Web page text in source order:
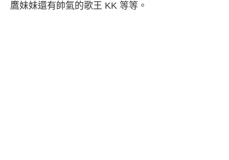
鷹妹妹還有帥氣的歌王 KK 等等。